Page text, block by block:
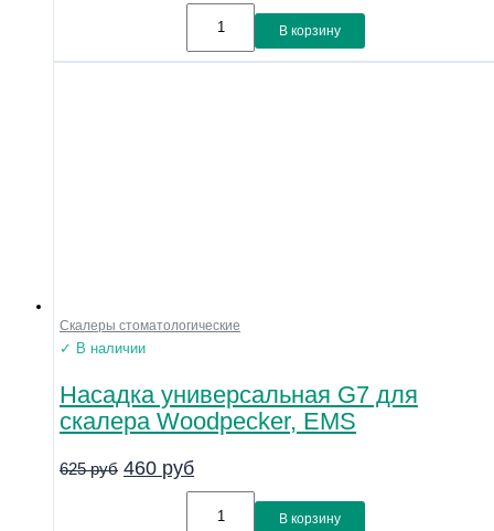
В корзину
Скалеры стоматологические
✓ В наличии
Насадка универсальная G7 для
скалера Woodpecker, EMS
625руб 460 руб
В корзину